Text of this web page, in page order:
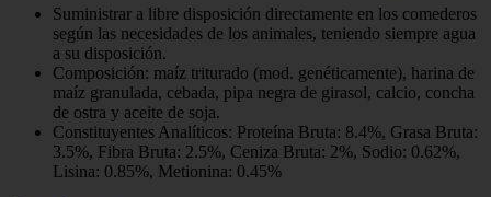
Suministrar a libre disposición directamente en los comederos
según las necesidades de los animales, teniendo siempre agua
a su disposición.
Composición: maíz triturado (mod. genéticamente), harina de
maíz granulada, cebada, pipa negra de girasol, calcio, concha
de ostra y aceite de soja.
Constituyentes Analíticos: Proteína Bruta: 8.4%, Grasa Bruta:
3.5%, Fibra Bruta: 2.5%, Ceniza Bruta: 2%, Sodio: 0.62%,
Lisina: 0.85%, Metionina: 0.45%